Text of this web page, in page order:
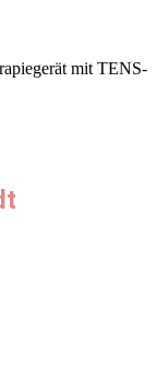
mit TENS-